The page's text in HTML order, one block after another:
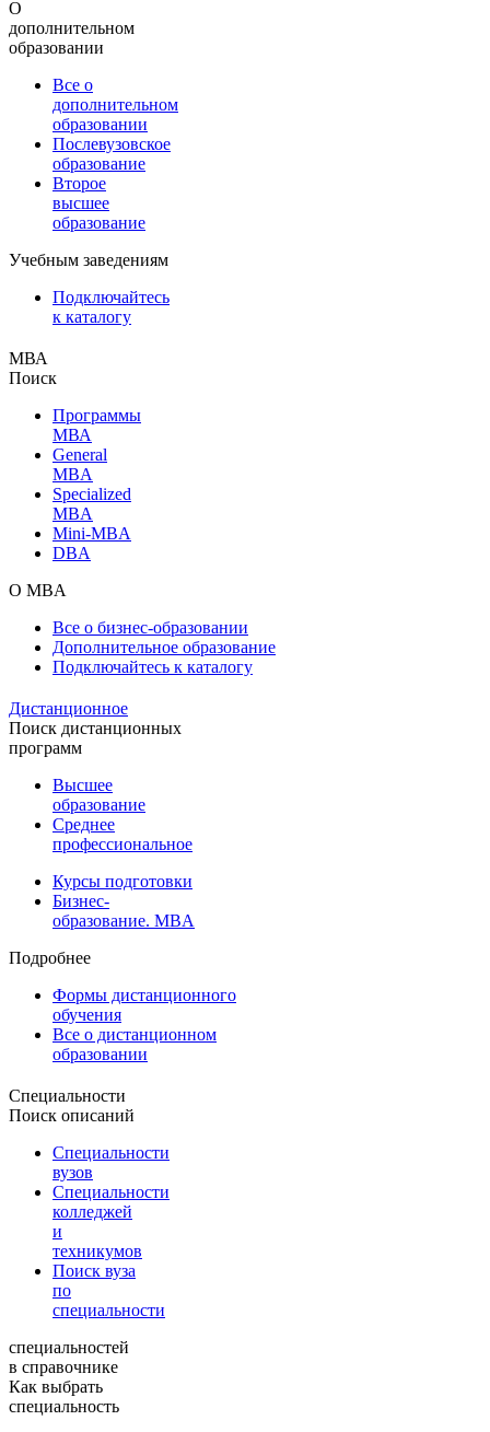
О
дополнительном
образовании
Все о
дополнительном
образовании
Послевузовское
образование
Второе
высшее
образование
Учебным заведениям
Подключайтесь
к каталогу
МВА
Поиск
Программы
МВА
General
MBA
Specialized
MBA
Mini-MBA
DBA
О MBA
Все о бизнес-образовании
Дополнительное образование
Подключайтесь к каталогу
Дистанционное
Поиск дистанционных
программ
Высшее
образование
Среднее
профессиональное
Курсы подготовки
Бизнес-
образование. MBA
Подробнее
Формы дистанционного
обучения
Все о дистанционном
образовании
Специальности
Поиск описаний
Специальности
вузов
Специальности
колледжей
и
техникумов
Поиск вуза
по
специальности
специальностей
в справочнике
Как выбрать
специальность